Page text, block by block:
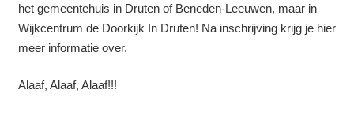
het gemeentehuis in Druten of Beneden-Leeuwen, maar in
Wijkcentrum de Doorkijk In Druten! Na inschrijving krijg je hier
meer informatie over.
Alaaf, Alaaf, Alaaf!!!